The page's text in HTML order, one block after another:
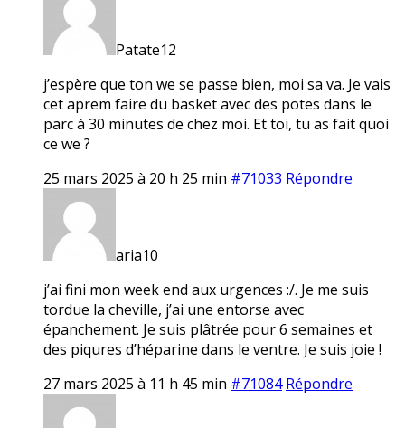
Patate12
j’espère que ton we se passe bien, moi sa va. Je vais
cet aprem faire du basket avec des potes dans le
parc à 30 minutes de chez moi. Et toi, tu as fait quoi
ce we ?
25 mars 2025 à 20 h 25 min #71033 Répondre
aria10
j’ai fini mon week end aux urgences :/. Je me suis
tordue la cheville, j’ai une entorse avec
épanchement. Je suis plâtrée pour 6 semaines et
des piqures d’héparine dans le ventre. Je suis joie !
27 mars 2025 à 11 h 45 min #71084 Répondre